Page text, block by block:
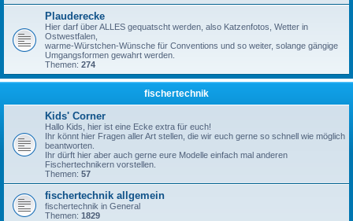
Plauderecke
Hier darf über ALLES gequatscht werden, also Katzenfotos, Wetter in
Ostwestfalen,
warme-Würstchen-Wünsche für Conventions und so weiter, solange gängige
Umgangsformen gewahrt werden.
Themen: 274
fischertechnik
Kids' Corner
Hallo Kids, hier ist eine Ecke extra für euch!
Ihr könnt hier Fragen aller Art stellen, die wir euch gerne so schnell wie möglich
beantworten.
Ihr dürft hier aber auch gerne eure Modelle einfach mal anderen
Fischertechnikern vorstellen.
Themen: 57
fischertechnik allgemein
fischertechnik in General
Themen: 1829